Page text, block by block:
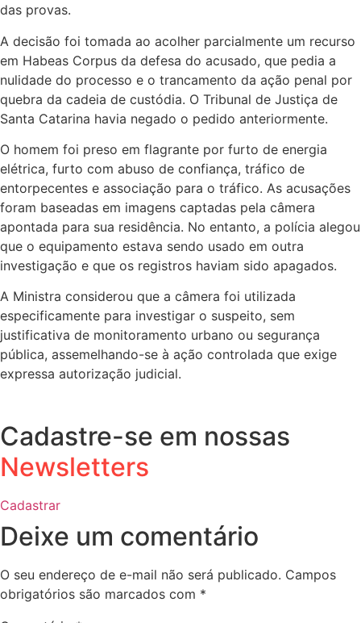
das provas.
A decisão foi tomada ao acolher parcialmente um recurso
em Habeas Corpus da defesa do acusado, que pedia a
nulidade do processo e o trancamento da ação penal por
quebra da cadeia de custódia. O Tribunal de Justiça de
Santa Catarina havia negado o pedido anteriormente.
O homem foi preso em flagrante por furto de energia
elétrica, furto com abuso de confiança, tráfico de
entorpecentes e associação para o tráfico. As acusações
foram baseadas em imagens captadas pela câmera
apontada para sua residência. No entanto, a polícia alegou
que o equipamento estava sendo usado em outra
investigação e que os registros haviam sido apagados.
A Ministra considerou que a câmera foi utilizada
especificamente para investigar o suspeito, sem
justificativa de monitoramento urbano ou segurança
pública, assemelhando-se à ação controlada que exige
expressa autorização judicial.
Cadastre-se em nossas
Newsletters
Cadastrar
Deixe um comentário
O seu endereço de e-mail não será publicado. Campos
obrigatórios são marcados com *